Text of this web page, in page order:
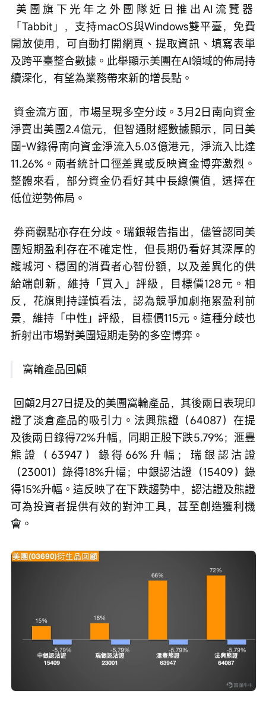
「Tabbit」，支持macOS與Windows雙平臺，免費
開放使用，可自動打開網頁、提取資訊、填寫表單
及跨平臺整合數據。此舉顯示美團在AI領域的佈局持
續深化，有望為業務帶來新的增長點。
淨賣出美團2.4億元，但智通財經數據顯示，同日美
團-W錄得南向資金淨流入5.03億港元，淨流入比達
11.26%。兩者統計口徑差異或反映資金博弈激烈。
整體來看，部分資金仍看好其中長線價值，選擇在
低位逆勢佈局。
券商觀點亦存在分歧。瑞銀報告指出，儘管認同美
團短期盈利存在不確定性，但長期仍看好其深厚的
護城河、穩固的消費者心智份額，以及差異化的供
給端創新，維持「買入」評級，目標價128元。相
反，花旗則持謹慎看法，認為競爭加劇拖累盈利前
景，維持「中性」評級，目標價115元。這種分歧也
折射出市場對美團短期走勢的多空博弈。
窩輪產品回顧
證了淡倉產品的吸引力。法興熊證（64087）在提
及後兩日錄得72%升幅，同期正股下跌5.79%；滙豐
熊證（63947）錄得66%升幅；瑞銀認沽證
（23001）錄得18%升幅；中銀認沽證（15409）錄
得15%升幅。這反映了在下跌趨勢中，認沽證及熊證
可為投資者提供有效的對沖工具，甚至創造獲利機
會。